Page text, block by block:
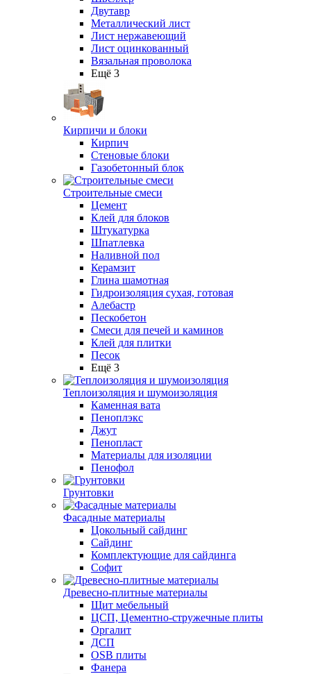
Двутавр
Металлический лист
Лист нержавеющий
Лист оцинкованный
Вязальная проволока
Ещё 3
Кирпичи и блоки
Кирпич
Стеновые блоки
Газобетонный блок
Строительные смеси
Цемент
Клей для блоков
Штукатурка
Шпатлевка
Наливной пол
Керамзит
Глина шамотная
Гидроизоляция сухая, готовая
Алебастр
Пескобетон
Смеси для печей и каминов
Клей для плитки
Песок
Ещё 3
Теплоизоляция и шумоизоляция
Каменная вата
Пеноплэкс
Джут
Пенопласт
Материалы для изоляции
Пенофол
Грунтовки
Фасадные материалы
Цокольный сайдинг
Сайдинг
Комплектующие для сайдинга
Софит
Древесно-плитные материалы
Щит мебельный
ЦСП, Цементно-стружечные плиты
Оргалит
ДСП
OSB плиты
Фанера